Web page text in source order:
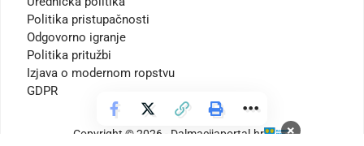
×
Politika pristupačnosti
Odgovorno igranje
Politika pritužbi
Izjava o modernom ropstvu
GDPR
Copyright © 2026 - Dalmacijaportal.hr